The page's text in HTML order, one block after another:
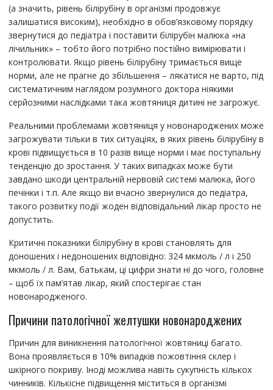
(а значить, рівень білірубіну в організмі продовжує
залишатися високим), необхідно в обов’язковому порядку
звернутися до педіатра і поставити білірубін малюка «на
лічильник» – тобто його потрібно постійно вимірювати і
контролювати. Якщо рівень білірубіну тримається вище
норми, але не прагне до збільшення – лякатися не варто, під
систематичним наглядом розумного доктора ніякими
серйозними наслідками така жовтяниця дитині не загрожує.
Реальними проблемами жовтяниця у новонароджених може
загрожувати тільки в тих ситуаціях, в яких рівень білірубіну в
крові підвищується в 10 разів вище норми і має поступальну
тенденцію до зростання. У таких випадках може бути
завдано шкоди центральній нервовій системі малюка, його
печінки і т.п. Але якщо ви вчасно звернулися до педіатра,
такого розвитку події жоден відповідальний лікар просто не
допустить.
Критичні показники білірубіну в крові становлять для
доношених і недоношених відповідно: 324 мкмоль / л і 250
мкмоль / л. Вам, батькам, ці цифри знати ні до чого, головне
– щоб їх пам’ятав лікар, який спостерігає стан
новонародженого.
Причини патологічної желтушки новонароджених
Причин для виникнення патологічної жовтяниці багато.
Вона проявляється в 10% випадків пожовтіння склер і
шкірного покриву. Іноді можлива навіть сукупність кількох
чинників. Кількісне підвищення міститься в організмі